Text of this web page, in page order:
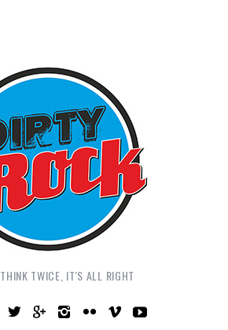
TWICE, IT'S ALL RIGHT